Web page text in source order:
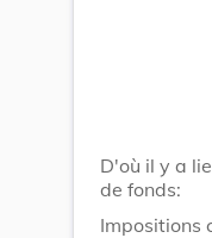
D'où il y a
de fonds:
Impositions